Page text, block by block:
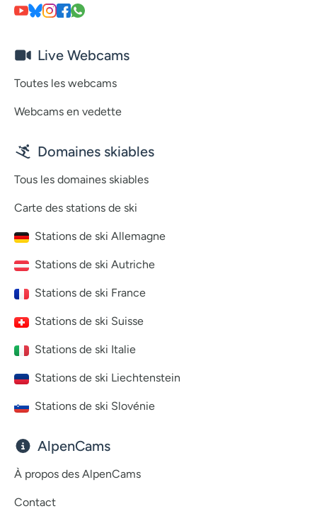
Live Webcams
Toutes les webcams
Webcams en vedette
Domaines skiables
Tous les domaines skiables
Carte des stations de ski
Stations de ski Allemagne
Stations de ski Autriche
Stations de ski France
Stations de ski Suisse
Stations de ski Italie
Stations de ski Liechtenstein
Stations de ski Slovénie
AlpenCams
À propos des AlpenCams
Contact